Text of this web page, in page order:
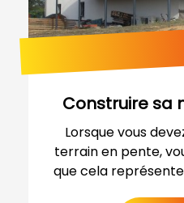
Construire sa
Lorsque vous
terrain en pente,
que cela représente